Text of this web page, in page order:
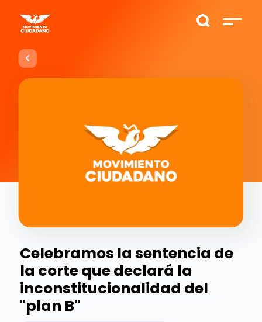
Celebramos la sentencia de
la corte que declará la
inconstitucionalidad del
"plan B"